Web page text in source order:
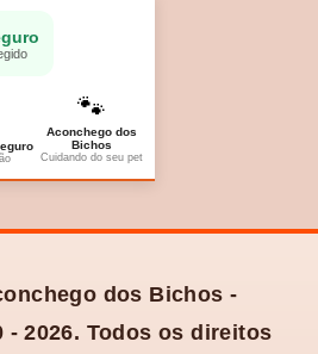
🐾
Aconchego dos
Bichos
Cuidando do seu pet
dos Bichos -
- 2026. Todos os direitos